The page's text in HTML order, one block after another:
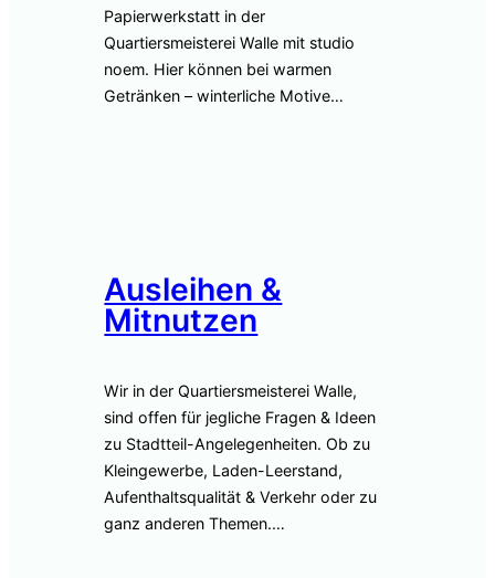
Papierwerkstatt in der
Quartiersmeisterei Walle mit studio
noem. Hier können bei warmen
Getränken – winterliche Motive…
Ausleihen &
Mitnutzen
Wir in der Quartiersmeisterei Walle,
sind offen für jegliche Fragen & Ideen
zu Stadtteil-Angelegenheiten. Ob zu
Kleingewerbe, Laden-Leerstand,
Aufenthaltsqualität & Verkehr oder zu
ganz anderen Themen.…